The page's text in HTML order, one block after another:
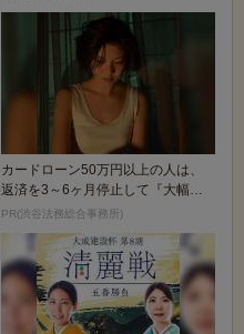
カードローン50万円以上の人は、
返済を3～6ヶ月停止して『大幅に
減額してから返済...
PR(渋谷法務総合事務所)